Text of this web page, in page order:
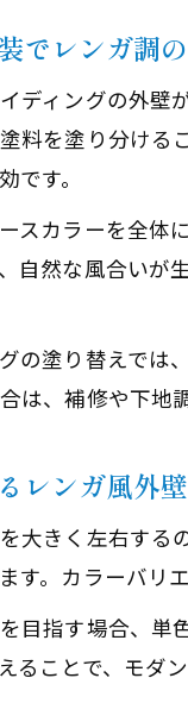
でレンガ調
ディングの外壁
料を塗り分ける
です。
スカラーを全体
自然な風合いが
の塗り替えでは
は、補修や下地
レンガ風外
大きく左右す
す。カラーバリ
目指す場合、単
ることで、モダ